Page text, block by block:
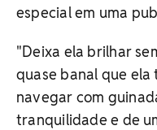
especial em uma
"Deixa ela brilhar
quase banal que ela
navegar com
tranquilidade e de